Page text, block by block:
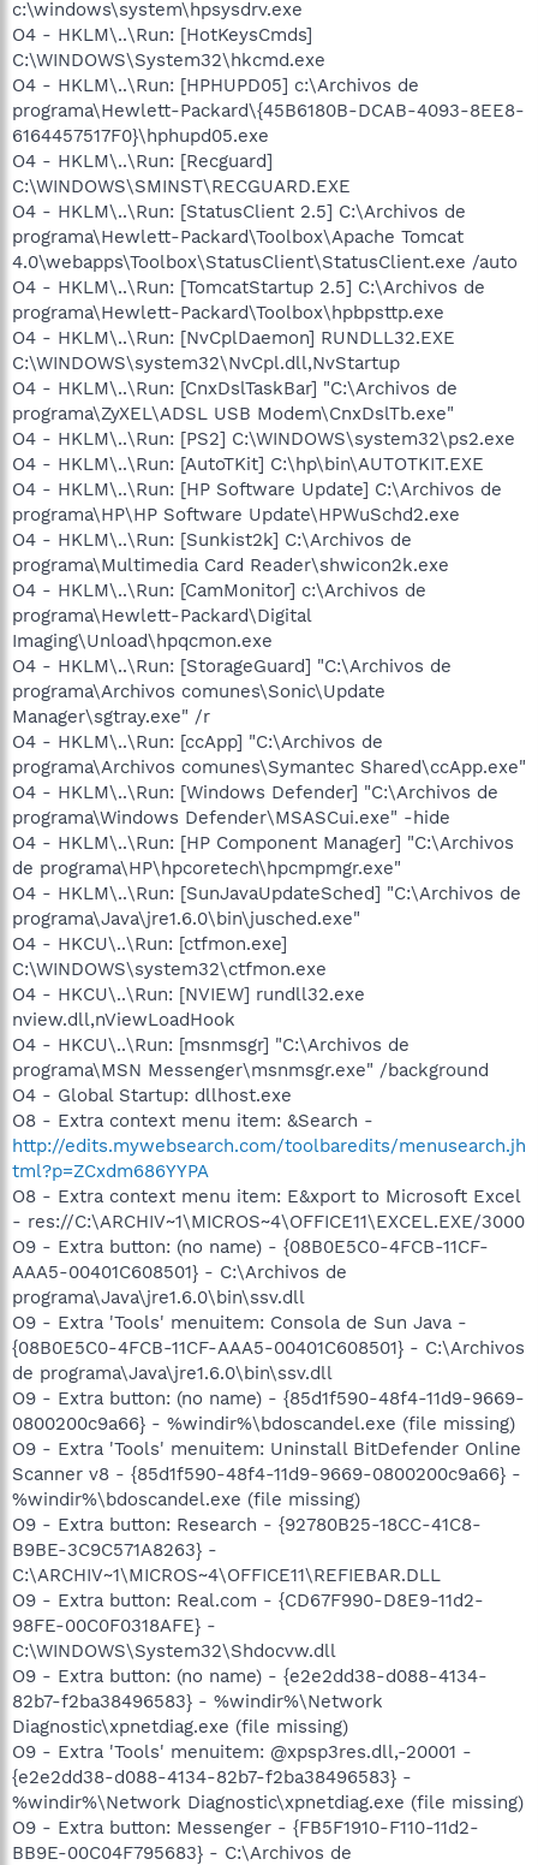
c:\windows\system\hpsysdrv.exe
O4 - HKLM\..\Run: [HotKeysCmds]
C:\WINDOWS\System32\hkcmd.exe
O4 - HKLM\..\Run: [HPHUPD05] c:\Archivos de
programa\Hewlett-Packard\{45B6180B-DCAB-4093-8EE8-
6164457517F0}\hphupd05.exe
O4 - HKLM\..\Run: [Recguard]
C:\WINDOWS\SMINST\RECGUARD.EXE
O4 - HKLM\..\Run: [StatusClient 2.5] C:\Archivos de
programa\Hewlett-Packard\Toolbox\Apache Tomcat
4.0\webapps\Toolbox\StatusClient\StatusClient.exe /auto
O4 - HKLM\..\Run: [TomcatStartup 2.5] C:\Archivos de
programa\Hewlett-Packard\Toolbox\hpbpsttp.exe
O4 - HKLM\..\Run: [NvCplDaemon] RUNDLL32.EXE
C:\WINDOWS\system32\NvCpl.dll,NvStartup
O4 - HKLM\..\Run: [CnxDslTaskBar] "C:\Archivos de
programa\ZyXEL\ADSL USB Modem\CnxDslTb.exe"
O4 - HKLM\..\Run: [PS2] C:\WINDOWS\system32\ps2.exe
O4 - HKLM\..\Run: [AutoTKit] C:\hp\bin\AUTOTKIT.EXE
O4 - HKLM\..\Run: [HP Software Update] C:\Archivos de
programa\HP\HP Software Update\HPWuSchd2.exe
O4 - HKLM\..\Run: [Sunkist2k] C:\Archivos de
programa\Multimedia Card Reader\shwicon2k.exe
O4 - HKLM\..\Run: [CamMonitor] c:\Archivos de
programa\Hewlett-Packard\Digital
Imaging\Unload\hpqcmon.exe
O4 - HKLM\..\Run: [StorageGuard] "C:\Archivos de
programa\Archivos comunes\Sonic\Update
Manager\sgtray.exe" /r
O4 - HKLM\..\Run: [ccApp] "C:\Archivos de
programa\Archivos comunes\Symantec Shared\ccApp.exe"
O4 - HKLM\..\Run: [Windows Defender] "C:\Archivos de
programa\Windows Defender\MSASCui.exe" -hide
O4 - HKLM\..\Run: [HP Component Manager] "C:\Archivos
de programa\HP\hpcoretech\hpcmpmgr.exe"
O4 - HKLM\..\Run: [SunJavaUpdateSched] "C:\Archivos de
programa\Java\jre1.6.0\bin\jusched.exe"
O4 - HKCU\..\Run: [ctfmon.exe]
C:\WINDOWS\system32\ctfmon.exe
O4 - HKCU\..\Run: [NVIEW] rundll32.exe
nview.dll,nViewLoadHook
O4 - HKCU\..\Run: [msnmsgr] "C:\Archivos de
programa\MSN Messenger\msnmsgr.exe" /background
O4 - Global Startup: dllhost.exe
O8 - Extra context menu item: &Search -
http://edits.mywebsearch.com/toolbaredits/menusearch.jh
tml?p=ZCxdm686YYPA
O8 - Extra context menu item: E&xport to Microsoft Excel
- res://C:\ARCHIV~1\MICROS~4\OFFICE11\EXCEL.EXE/3000
O9 - Extra button: (no name) - {08B0E5C0-4FCB-11CF-
AAA5-00401C608501} - C:\Archivos de
programa\Java\jre1.6.0\bin\ssv.dll
O9 - Extra 'Tools' menuitem: Consola de Sun Java -
{08B0E5C0-4FCB-11CF-AAA5-00401C608501} - C:\Archivos
de programa\Java\jre1.6.0\bin\ssv.dll
O9 - Extra button: (no name) - {85d1f590-48f4-11d9-9669-
0800200c9a66} - %windir%\bdoscandel.exe (file missing)
O9 - Extra 'Tools' menuitem: Uninstall BitDefender Online
Scanner v8 - {85d1f590-48f4-11d9-9669-0800200c9a66} -
%windir%\bdoscandel.exe (file missing)
O9 - Extra button: Research - {92780B25-18CC-41C8-
B9BE-3C9C571A8263} -
C:\ARCHIV~1\MICROS~4\OFFICE11\REFIEBAR.DLL
O9 - Extra button: Real.com - {CD67F990-D8E9-11d2-
98FE-00C0F0318AFE} -
C:\WINDOWS\System32\Shdocvw.dll
O9 - Extra button: (no name) - {e2e2dd38-d088-4134-
82b7-f2ba38496583} - %windir%\Network
Diagnostic\xpnetdiag.exe (file missing)
O9 - Extra 'Tools' menuitem: @xpsp3res.dll,-20001 -
{e2e2dd38-d088-4134-82b7-f2ba38496583} -
%windir%\Network Diagnostic\xpnetdiag.exe (file missing)
O9 - Extra button: Messenger - {FB5F1910-F110-11d2-
BB9E-00C04F795683} - C:\Archivos de